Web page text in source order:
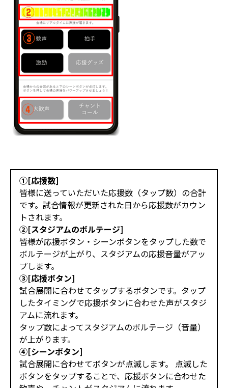
①[応援数]
皆様に送っていただいた応援数（タップ数）の合計
です。試合情報が更新された日から応援数がカウン
トされます。
②[スタジアムのボルテージ]
皆様が応援ボタン・シーンボタンをタップした数で
ボルテージが上がり、スタジアムの応援音量がアッ
プします。
③[応援ボタン]
試合展開に合わせてタップするボタンです。タップ
したタイミングで応援ボタンに合わせた声がスタジ
アムに流れます。
タップ数によってスタジアムのボルテージ（音量）
が上がります。
④[シーンボタン]
試合展開に合わせてボタンが点滅します。 点滅した
ボタンをタップすることで、応援ボタンに合わせた